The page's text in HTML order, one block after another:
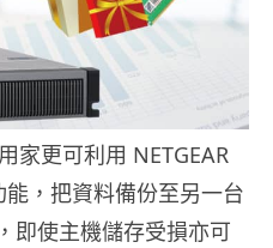
家更可利用 NETGEAR
，把資料備份至另一台
即使主機儲存受損亦可